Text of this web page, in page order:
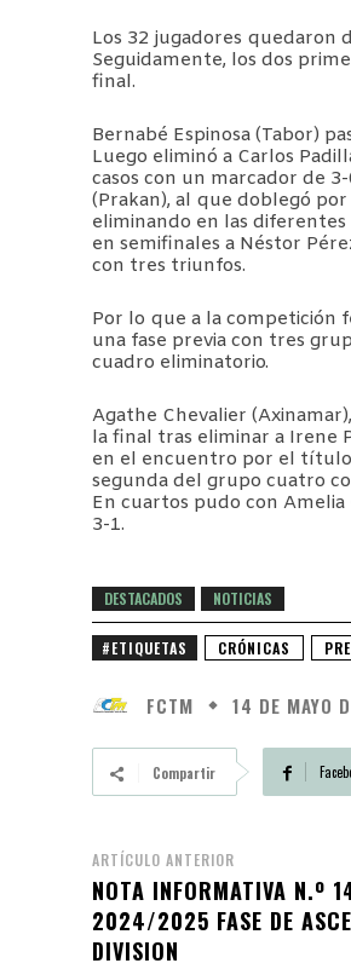
Los 32 jugadores quedaron
Seguidamente, los dos
final.
Bernabé Espinosa (Tabor)
Luego eliminó a Carlos
casos con un marcador de
(Prakan), al que doblegó
eliminando en las diferentes
en semifinales a Néstor
con tres triunfos.
Por lo que a la competición
una fase previa con tres
cuadro eliminatorio.
Agathe Chevalier
la final tras eliminar a Irene
en el encuentro por el título
segunda del grupo cuatro
En cuartos pudo con
3-1.
DESTACADOS NOTICIAS
#ETIQUETAS CRÓNICAS
FCTM 14 DE MAYO
Compartir
ARTÍCULO ANTERIOR
NOTA INFORMATIVA N.º
2024/2025 FASE DE
DIVISION